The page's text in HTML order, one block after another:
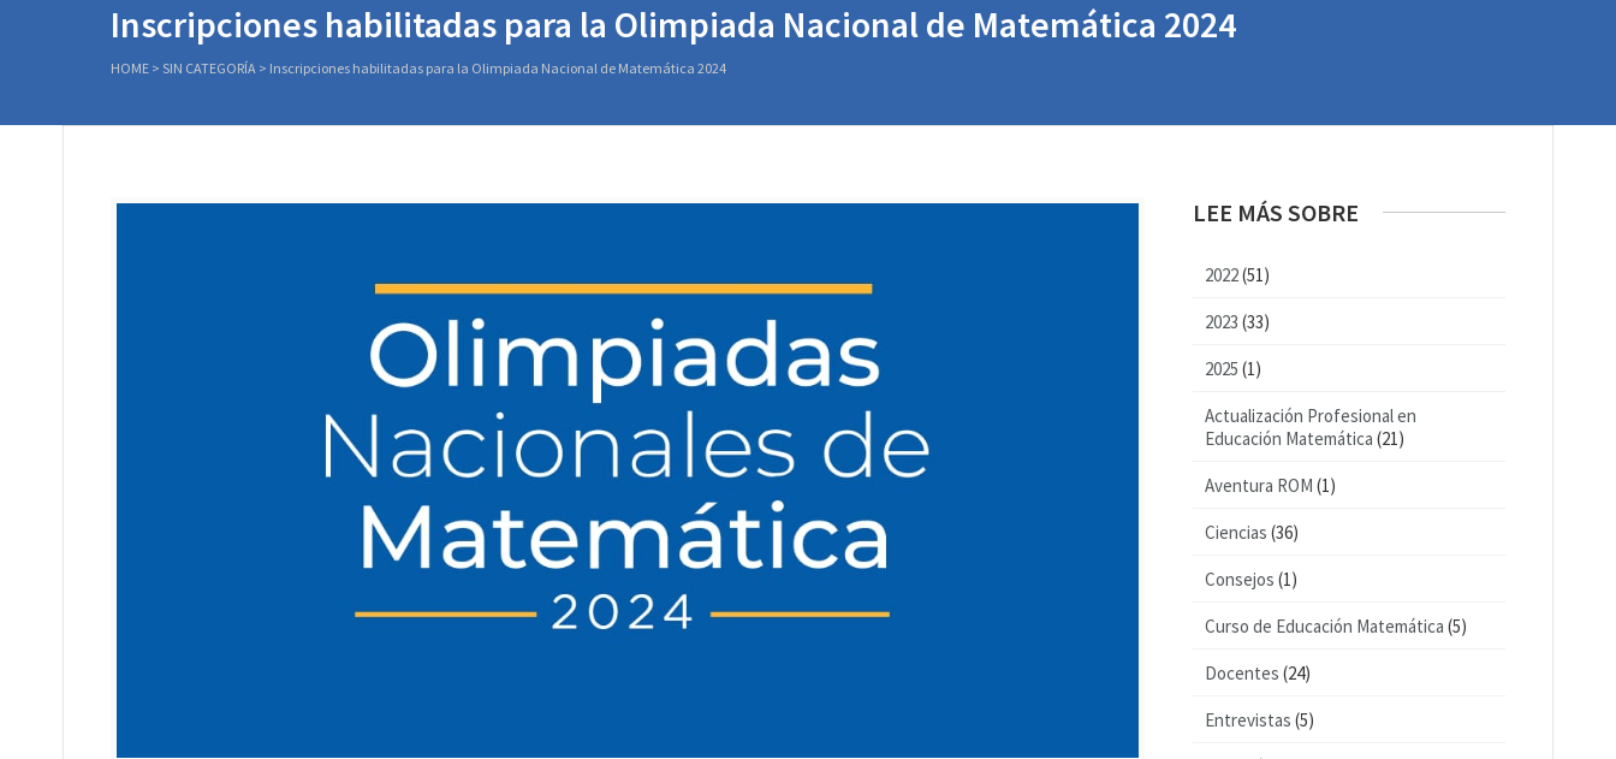
Inscripciones habilitadas para la Olimpiada Nacional de Matemática 2024
HOME > SIN CATEGORÍA > Inscripciones habilitadas para la Olimpiada Nacional de Matemática 2024
LEE MÁS SOBRE
2022(51)
2023 (33)
2025 (1)
Actualización Profesional en
Educación Matemática (21)
Aventura ROM (1)
Ciencias (36)
Consejos (1)
Curso de Educación Matemática (5)
Docentes (24)
Entrevistas (5)